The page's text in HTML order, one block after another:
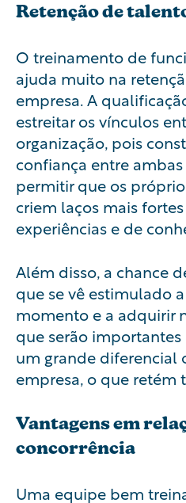
Retenção de
O treinamento de
ajuda muito na
empresa. A
estreitar os vínculos
organização, pois
confiança entre
permitir que os
criem laços mais
experiências e de
Além disso, a chance
que se vê estimulado
momento e a adquirir
que serão importantes
um grande diferencial
empresa, o que retém
Vantagens em
concorrência
Uma equipe bem